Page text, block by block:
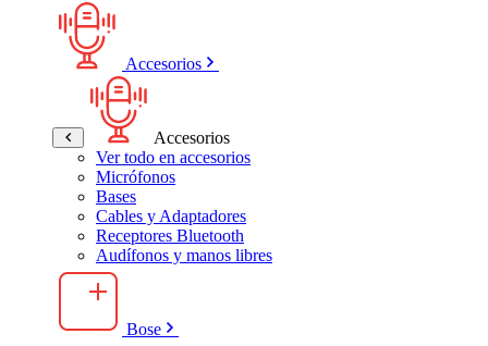
Accesorios
Accesorios
Ver todo en accesorios
Micrófonos
Bases
Cables y Adaptadores
Receptores Bluetooth
Audífonos y manos libres
Bose